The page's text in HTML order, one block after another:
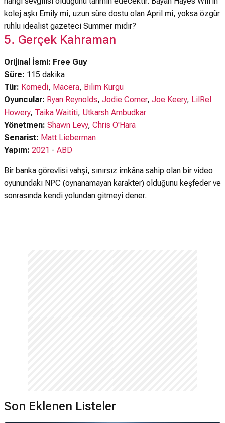
kolej aşkı Emily mi, uzun süre dostu olan April mi, yoksa özgür
ruhlu idealist gazeteci Summer mıdır?
5. Gerçek Kahraman
Orijinal İsmi: Free Guy
Süre: 115 dakika
Tür: Komedi, Macera, Bilim Kurgu
Oyuncular: Ryan Reynolds, Jodie Comer, Joe Keery, LilRel
Howery, Taika Waititi, Utkarsh Ambudkar
Yönetmen: Shawn Levy, Chris O'Hara
Senarist: Matt Lieberman
Yapım: 2021 - ABD
Bir banka görevlisi vahşi, sınırsız imkâna sahip olan bir video
oyunundaki NPC (oynanamayan karakter) olduğunu keşfeder ve
sonrasında kendi yolundan gitmeyi dener.
Son Eklenen Listeler